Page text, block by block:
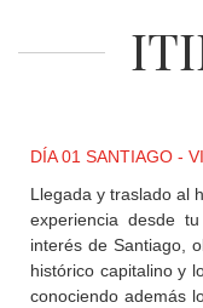
+
CONTACTO
REGISTRO
AGENCIAS
DÍA 01 SANTIAGO -
Llegada y traslado al
experiencia desde
interés de Santiago,
histórico capitalino y
conociendo además